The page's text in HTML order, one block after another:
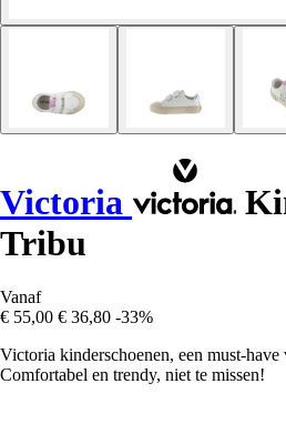
Victoria
Tribu
Vanaf
€ 55,00 € 36,80 -33%
Victoria kinderschoenen, een must-
Comfortabel en trendy, niet te missen!